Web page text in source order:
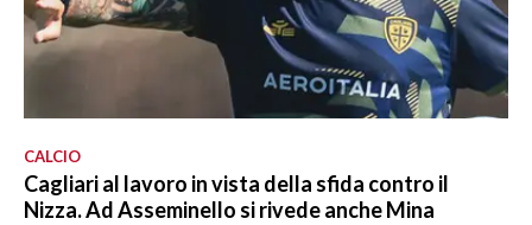
CALCIO
Cagliari al lavoro in vista della sfida contro il
Nizza. Ad Asseminello si rivede anche Mina